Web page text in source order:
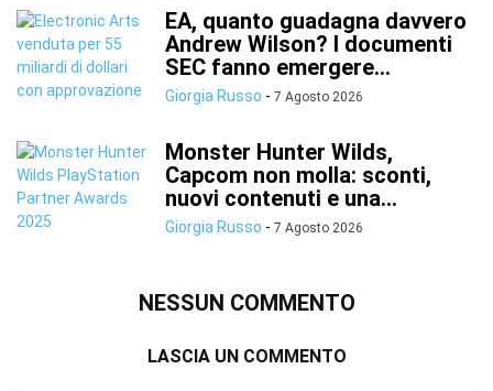
EA, quanto guadagna davvero
Andrew Wilson? I documenti
SEC fanno emergere...
Giorgia Russo - 7 Agosto 2026
Monster Hunter Wilds,
Capcom non molla: sconti,
nuovi contenuti e una...
Giorgia Russo - 7 Agosto 2026
NESSUN COMMENTO
LASCIA UN COMMENTO